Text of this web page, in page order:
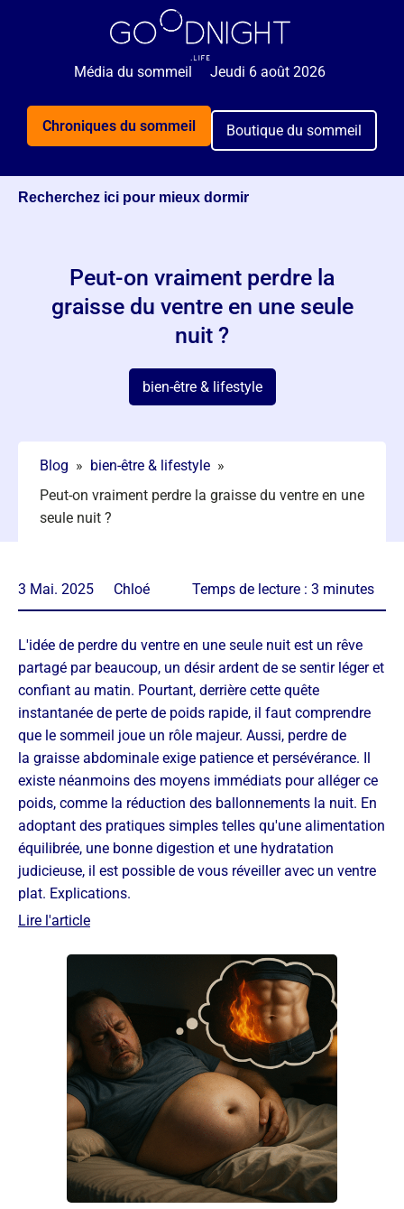
Média du sommeil Jeudi 6 août 2026
Chroniques du sommeil Boutique du sommeil
Recherchez ici pour mieux dormir
Peut-on vraiment perdre la
graisse du ventre en une seule
nuit ?
bien-être & lifestyle
Blog » bien-être & lifestyle »
Peut-on vraiment perdre la graisse du ventre en une
seule nuit ?
3 Mai. 2025 Chloé Temps de lecture : 3 minutes
L'idée de perdre du ventre en une seule nuit est un rêve
partagé par beaucoup, un désir ardent de se sentir léger et
confiant au matin. Pourtant, derrière cette quête
instantanée de perte de poids rapide, il faut comprendre
que le sommeil joue un rôle majeur. Aussi, perdre de
la graisse abdominale exige patience et persévérance. Il
existe néanmoins des moyens immédiats pour alléger ce
poids, comme la réduction des ballonnements la nuit. En
adoptant des pratiques simples telles qu'une alimentation
équilibrée, une bonne digestion et une hydratation
judicieuse, il est possible de vous réveiller avec un ventre
plat. Explications.
Lire l'article
🌙 Rejoignez 5 000+ personnes qui reçoivent
GRATUITEMENT nos astuces sommeil 2x par semaine.